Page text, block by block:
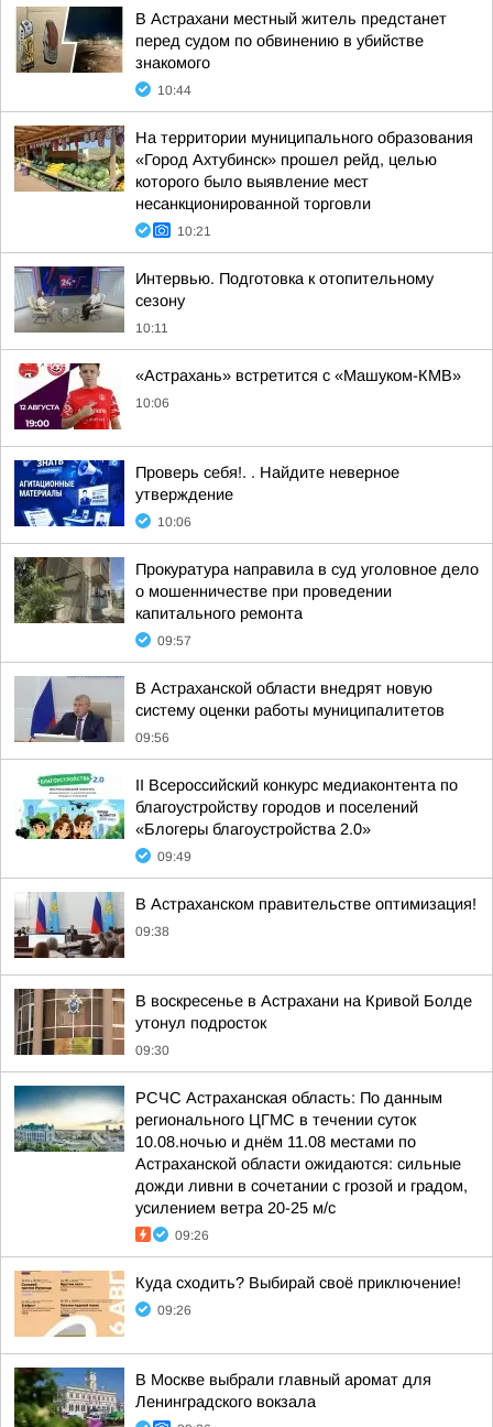
В Астрахани местный житель предстанет
перед судом по обвинению в убийстве
знакомого
10:44
На территории муниципального образования
«Город Ахтубинск» прошел рейд, целью
которого было выявление мест
несанкционированной торговли
10:21
Интервью. Подготовка к отопительному
сезону
10:11
«Астрахань» встретится с «Машуком-КМВ»
10:06
Проверь себя!. . Найдите неверное
утверждение
10:06
Прокуратура направила в суд уголовное дело
о мошенничестве при проведении
капитального ремонта
09:57
В Астраханской области внедрят новую
систему оценки работы муниципалитетов
09:56
II Всероссийский конкурс медиаконтента по
благоустройству городов и поселений
«Блогеры благоустройства 2.0»
09:49
В Астраханском правительстве оптимизация!
09:38
В воскресенье в Астрахани на Кривой Болде
утонул подросток
09:30
РСЧС Астраханская область: По данным
регионального ЦГМС в течении суток
10.08.ночью и днём 11.08 местами по
Астраханской области ожидаются: сильные
дожди ливни в сочетании с грозой и градом,
усилением ветра 20-25 м/с
09:26
Куда сходить? Выбирай своё приключение!
09:26
В Москве выбрали главный аромат для
Ленинградского вокзала